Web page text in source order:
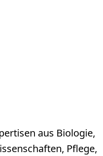
aus Biologie,
Pflege,